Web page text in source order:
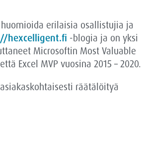
erilaisia osallistujia ja
hexcelligent.fi -blogia ja on yksi
Microsoftin Most Valuable
että Excel MVP vuosina 2015 – 2020.
räätälöityä